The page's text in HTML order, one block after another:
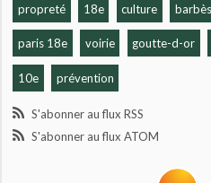
propreté 18e culture barbès
paris 18e voirie goutte-d-or
10e prévention
S'abonner au flux RSS
S'abonner au flux ATOM